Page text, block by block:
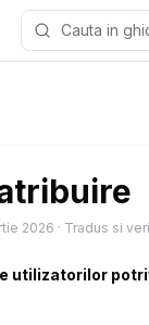
2026 · Tradus si
utilizatorilor